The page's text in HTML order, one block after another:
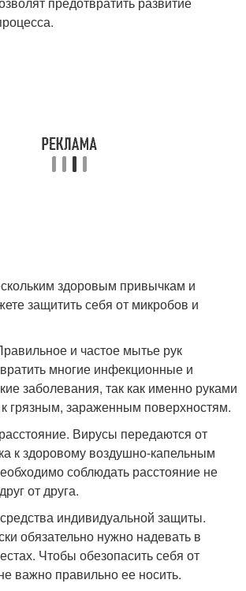
здоровым привычкам и
защитить себя от микробов и
и частое мытье рук
многие инфекционные и
заболевания, так как именно руками
грязным, зараженным поверхностям.
Вирусы передаются от
к здоровому воздушно-капельным
соблюдать расстояние не
от друга.
индивидуальной защиты.
обязательно нужно надевать в
Чтобы обезопасить себя от
важно правильно ее носить.